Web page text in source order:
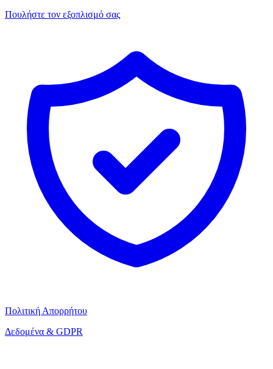
Πουλήστε τον εξοπλισμό σας
Πολιτική Απορρήτου
Δεδομένα & GDPR